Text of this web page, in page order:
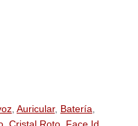
, Auricular, Batería,